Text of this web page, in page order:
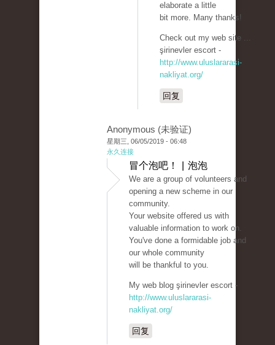
elaborate a little
bit more. Many thanks!
Check out my web site ...
şirinevler escort -
http://www.uluslararasi-
nakliyat.org/
回复
Anonymous (未验证)
星期三, 06/05/2019 - 06:48
永久连接
冒个泡吧！ | 泡泡
We are a group of volunteers and
opening a new scheme in our
community.
Your website offered us with
valuable information to work on.
You've done a formidable job and
our whole community
will be thankful to you.
My web blog şirinevler escort -
http://www.uluslararasi-
nakliyat.org/
回复